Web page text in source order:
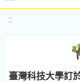
:::
臺灣科技大學訂